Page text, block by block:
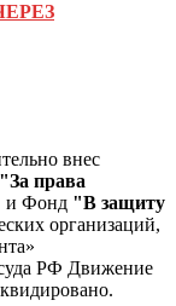
внес
"За права
и Фонд "В защиту
организаций,
РФ Движение